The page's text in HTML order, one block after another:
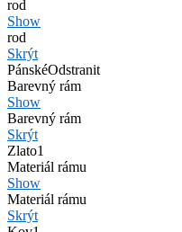
rod
Show
rod
Skrýt
PánskéOdstranit
Barevný rám
Show
Barevný rám
Skrýt
Zlato1
Materiál rámu
Show
Materiál rámu
Skrýt